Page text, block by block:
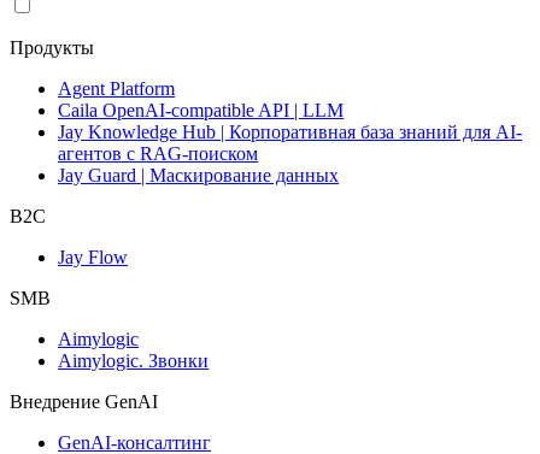
Продукты
Agent Platform
Caila OpenAI-compatible API | LLM
Jay Knowledge Hub | Корпоративная база знаний для AI-
агентов с RAG-поиском
Jay Guard | Маскирование данных
B2C
Jay Flow
SMB
Aimylogic
Aimylogic. Звонки
Внедрениe GenAI
GenAI-консалтинг